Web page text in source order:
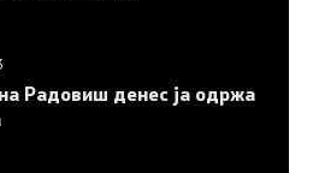
Радовиш денес ја одржа